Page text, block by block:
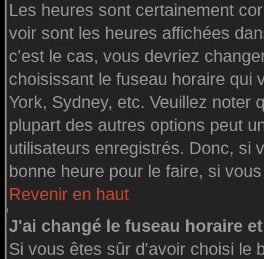
Les heures sont certainement
voir sont les heures affichées
c'est le cas, vous devriez
choisissant le fuseau horaire qui
York, Sydney, etc. Veuillez noter
plupart des autres options peut
utilisateurs enregistrés. Donc, si
bonne heure pour le faire, si
Revenir en haut
J'ai changé le fuseau horaire
Si vous êtes sûr d'avoir choisi le